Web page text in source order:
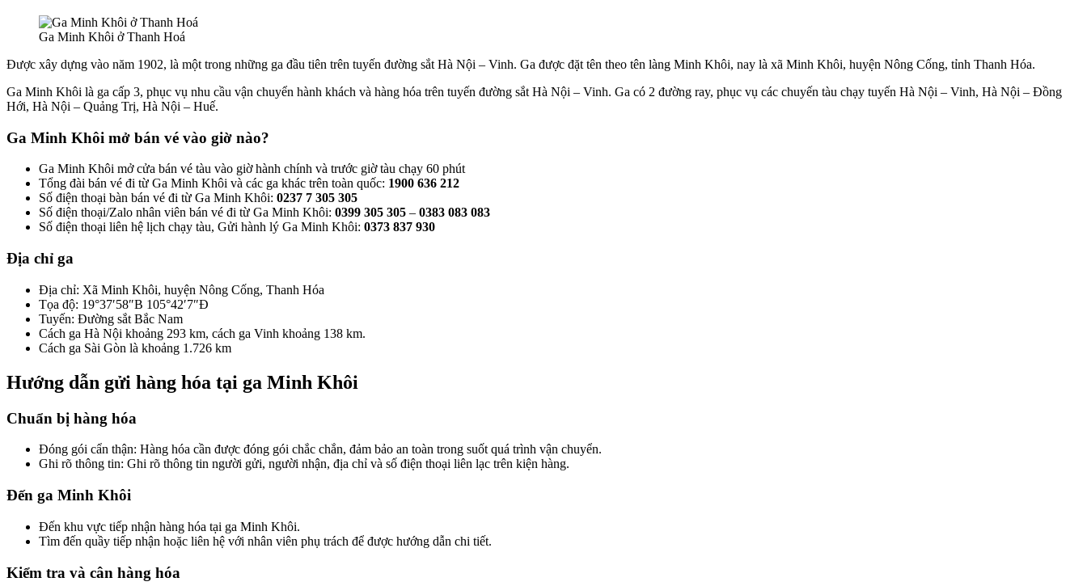
Ga Minh Khôi ở Thanh Hoá
Được xây dựng vào năm 1902, là một trong những ga đầu tiên trên tuyến đường sắt Hà Nội – Vinh. Ga được đặt tên theo tên làng Minh Khôi, nay là xã Minh Khôi, huyện Nông Cống, tỉnh Thanh Hóa.
Ga Minh Khôi là ga cấp 3, phục vụ nhu cầu vận chuyển hành khách và hàng hóa trên tuyến đường sắt Hà Nội – Vinh. Ga có 2 đường ray, phục vụ các chuyến tàu chạy tuyến Hà Nội – Vinh, Hà Nội – Đồng
Hới, Hà Nội – Quảng Trị, Hà Nội – Huế.
Ga Minh Khôi mở bán vé vào giờ nào?
Ga Minh Khôi mở cửa bán vé tàu vào giờ hành chính và trước giờ tàu chạy 60 phút
Tổng đài bán vé đi từ Ga Minh Khôi và các ga khác trên toàn quốc: 1900 636 212
Số điện thoại bàn bán vé đi từ Ga Minh Khôi: 0237 7 305 305
Số điện thoại/Zalo nhân viên bán vé đi từ Ga Minh Khôi: 0399 305 305 – 0383 083 083
Số điện thoại liên hệ lịch chạy tàu, Gửi hành lý Ga Minh Khôi: 0373 837 930
Địa chỉ ga
Địa chỉ: Xã Minh Khôi, huyện Nông Cống, Thanh Hóa
Tọa độ: 19°37′58″B 105°42′7″Đ
Tuyến: Đường sắt Bắc Nam
Cách ga Hà Nội khoảng 293 km, cách ga Vinh khoảng 138 km.
Cách ga Sài Gòn là khoảng 1.726 km
Hướng dẫn gửi hàng hóa tại ga Minh Khôi
Chuẩn bị hàng hóa
Đóng gói cẩn thận: Hàng hóa cần được đóng gói chắc chắn, đảm bảo an toàn trong suốt quá trình vận chuyển.
Ghi rõ thông tin: Ghi rõ thông tin người gửi, người nhận, địa chỉ và số điện thoại liên lạc trên kiện hàng.
Đến ga Minh Khôi
Đến khu vực tiếp nhận hàng hóa tại ga Minh Khôi.
Tìm đến quầy tiếp nhận hoặc liên hệ với nhân viên phụ trách để được hướng dẫn chi tiết.
Kiểm tra và cân hàng hóa